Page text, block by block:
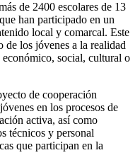
de 2400 escolares de 13
han participado en un
local y comarcal. Este
de los jóvenes a la realidad
social, cultural o
de cooperación
en los procesos de
activa, así como
técnicos y personal
que participan en la